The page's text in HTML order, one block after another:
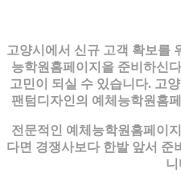
고양시에서 신규 고객 확보를
능학원홈페이지을 준비하신
고민이 되실 수 있습니다. 고
팬텀디자인의 예체능학원홈
전문적인 예체능학원홈페이
다면 경쟁사보다 한발 앞서 준